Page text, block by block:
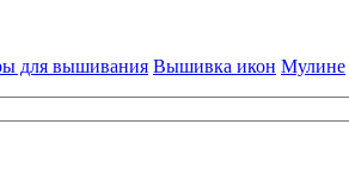
для вышивания Вышивка икон Мулине